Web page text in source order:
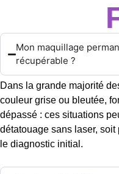
Mon maquillage
récupérable ?
Dans la grande majorité
couleur grise ou bleutée,
dépassé : ces situations
détatouage sans laser,
le diagnostic initial.